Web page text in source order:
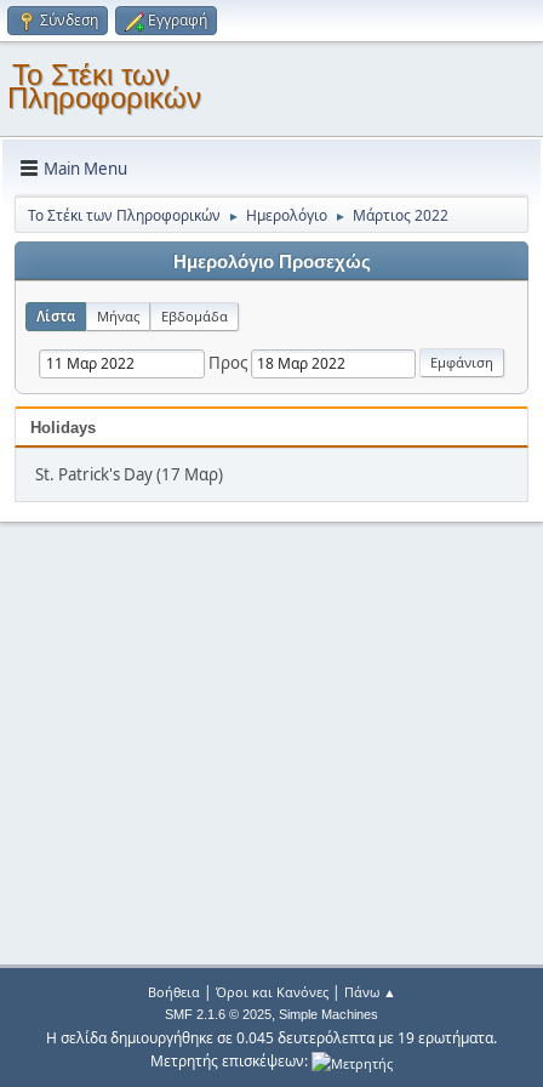
Σύνδεση Εγγραφή
Το Στέκι των
Πληροφορικών
Main Menu
Το Στέκι των Πληροφορικών ► Ημερολόγιο ► Μάρτιος 2022
Ημερολόγιο Προσεχώς
Λίστα Μήνας Εβδομάδα
Προς
Holidays
St. Patrick's Day (17 Μαρ)
Βοήθεια| Όροι και Κανόνες| Πάνω ▲
SMF 2.1.6 © 2025, Simple Machines
Η σελίδα δημιουργήθηκε σε 0.045 δευτερόλεπτα με 19 ερωτήματα.
Μετρητής επισκέψεων: